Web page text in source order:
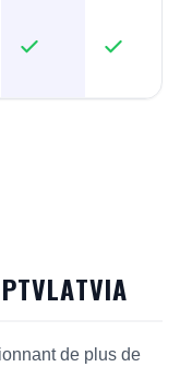
de plus de